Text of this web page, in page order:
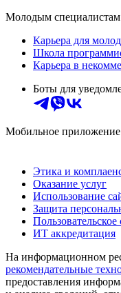
Молодым специалистам
Карьера для
Школа
Карьера в
Боты для
Мобильное приложение
Этика и
Оказание услуг
Использование
Защита
ИТ аккредитация
На информационном
рекомендательные
предоставления